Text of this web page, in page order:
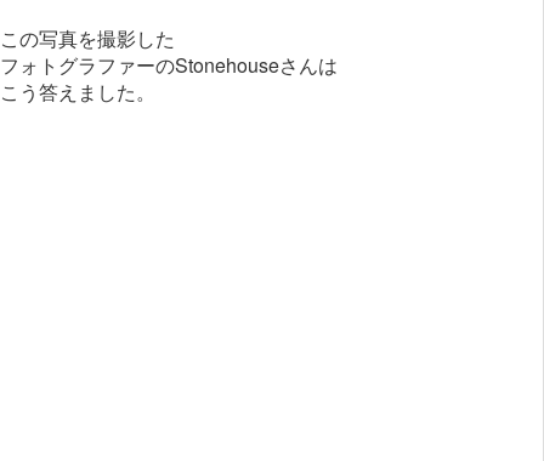
この写真を撮影した
フォトグラファーのStonehouseさんは
こう答えました。